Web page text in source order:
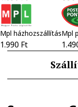
Mpl házhozszállítás
1.990 Ft
Mpl